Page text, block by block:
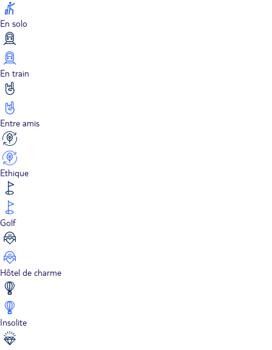
En solo
En train
Entre amis
Ethique
Golf
Hôtel de charme
Insolite